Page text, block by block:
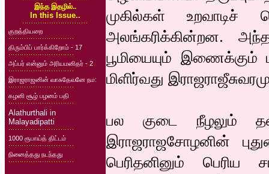
இந்த இதழில்..
In this Issue..
குறத்தியறை
திரும்பிப் பார்க்கிறோம் - 17
அப்பர் என்னும் அரியமனிதர் - 2
இராஜராஜனின் வாசுதேவனே நம:
கழனி சூழ் பழனம் பதி
Alathurthali in
Malayadipatti
1000 ரூபாய்த் திட்டம்
நினைத்தது நடந்தது
முகில்கள்
அலங்கரிக்கின்றன.
பூமியையும்
மிளிர்வது
பல குடை நீழலும்
இராஜராஜசோழனின்
பெரிதனினும்